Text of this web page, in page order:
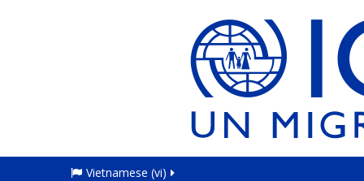
Vietnamese ‎(vi)‎